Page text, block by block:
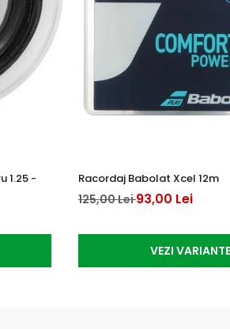
1.25 -
Racordaj Babolat Xcel 12m
125,00 Lei93,00 Lei
VEZI VARIANTE